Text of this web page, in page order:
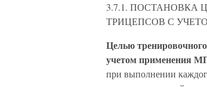
3.7.1. ПОСТАНОВКА
ТРИЦЕПСОВ С
Целью
учетом применения
при выполнении